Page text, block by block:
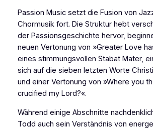
Passion Music setzt die Fusion von
Chormusik fort. Die Struktur hebt
der Passionsgeschichte hervor,
neuen Vertonung von »Greater Love
eines stimmungsvollen Stabat Mater,
sich auf die sieben letzten Worte
und einer Vertonung von »Where you
crucified my Lord?«.
Während einige Abschnitte
Todd auch sein Verständnis von